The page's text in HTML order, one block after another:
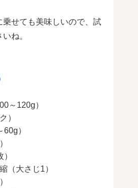
乗せても美味しいので、試
ね。
～120g）
）
）
（大さじ1）